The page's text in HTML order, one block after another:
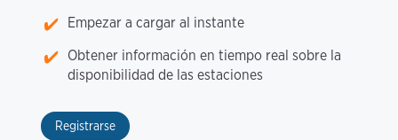
Empezar a cargar al instante
Obtener información en tiempo real sobre la
disponibilidad de las estaciones
Registrarse